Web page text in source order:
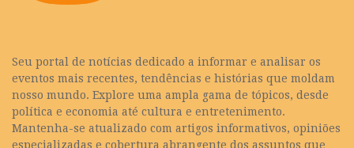
Seu portal de notícias dedicado a informar e analisar os
eventos mais recentes, tendências e histórias que moldam
nosso mundo. Explore uma ampla gama de tópicos, desde
política e economia até cultura e entretenimento.
Mantenha-se atualizado com artigos informativos, opiniões
especializadas e cobertura abrangente dos assuntos que